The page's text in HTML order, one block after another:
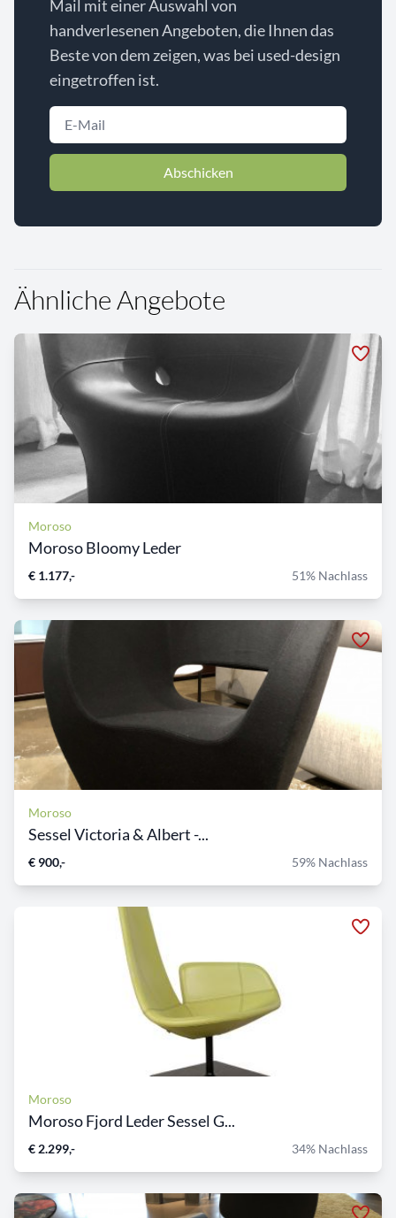
Mail mit einer Auswahl von
handverlesenen Angeboten, die Ihnen das
Beste von dem zeigen, was bei used-design
eingetroffen ist.
Abschicken
Ähnliche Angebote
Moroso
Moroso Bloomy Leder
€ 1.177,- 51% Nachlass
Moroso
Sessel Victoria & Albert -...
€ 900,- 59% Nachlass
Moroso
Moroso Fjord Leder Sessel G...
€ 2.299,- 34% Nachlass